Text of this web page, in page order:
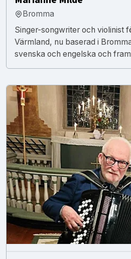
Bromma
Singer-songwriter och violinist
Värmland, nu baserad i
svenska och engelska och